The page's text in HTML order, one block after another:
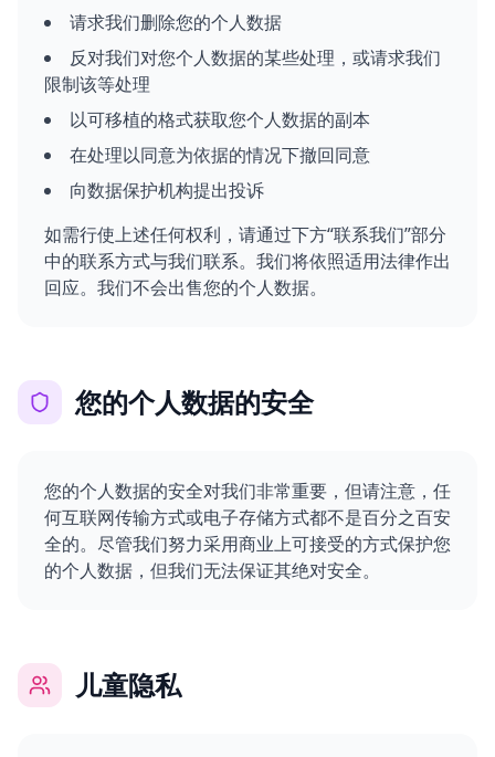
请求我们删除您的个人数据
反对我们对您个人数据的某些处理，或请求我们
限制该等处理
以可移植的格式获取您个人数据的副本
在处理以同意为依据的情况下撤回同意
向数据保护机构提出投诉
如需行使上述任何权利，请通过下方“联系我们”部分
中的联系方式与我们联系。我们将依照适用法律作出
回应。我们不会出售您的个人数据。
您的个人数据的安全
您的个人数据的安全对我们非常重要，但请注意，任
何互联网传输方式或电子存储方式都不是百分之百安
全的。尽管我们努力采用商业上可接受的方式保护您
的个人数据，但我们无法保证其绝对安全。
儿童隐私